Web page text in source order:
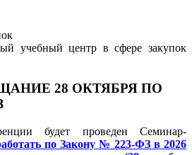
учебный центр в сфере закупок
28 ОКТЯБРЯ ПО
будет проведен Семинар-
по Закону № 223-ФЗ в 2026